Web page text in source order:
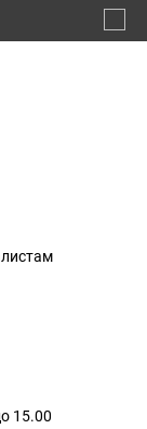
15.00